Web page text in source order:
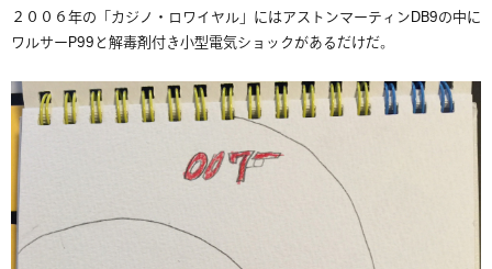
２００６年の「カジノ・ロワイヤル」にはアストンマーティンDB9の中に
ワルサーP99と解毒剤付き小型電気ショックがあるだけだ。